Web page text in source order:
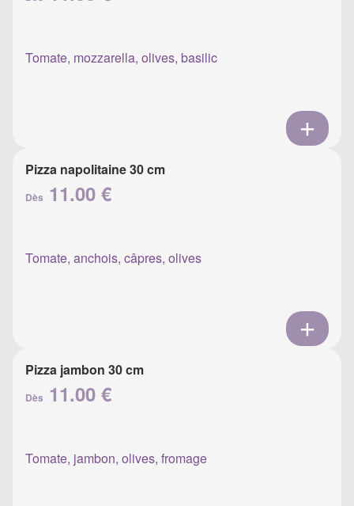
Tomate, mozzarella, olives, basilic
Pizza napolitaine 30 cm
Dès 11.00 €
Tomate, anchois, câpres, olives
Pizza jambon 30 cm
Dès 11.00 €
Tomate, jambon, olives, fromage